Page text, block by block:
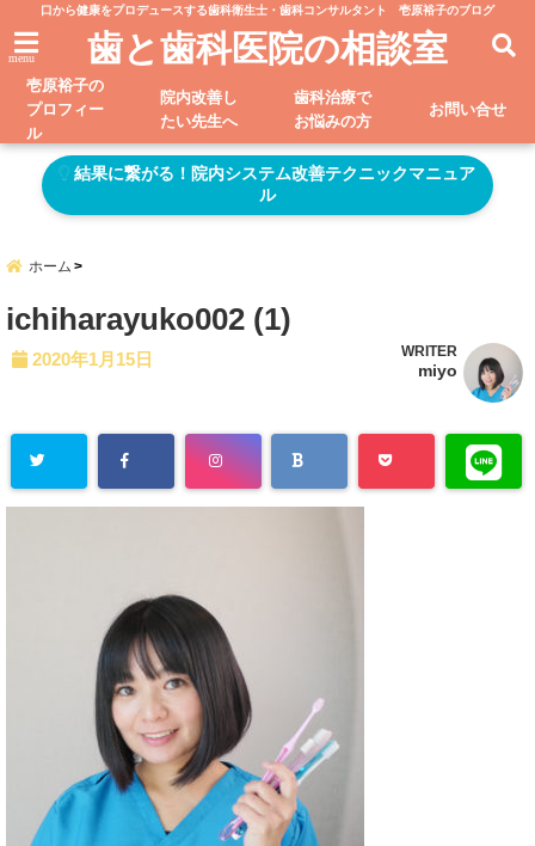
口から健康をプロデュースする歯科衛生士・歯科コンサルタント 壱原裕子のブログ
menu 歯と歯科医院の相談室
壱原裕子の
プロフィー
ル
院内改善し
たい先生へ
歯科治療で
お悩みの方
お問い合せ
結果に繋がる！院内システム改善テクニックマニュア
ル
ホーム
ichiharayuko002 (1)
2020年1月15日 WRITER
miyo